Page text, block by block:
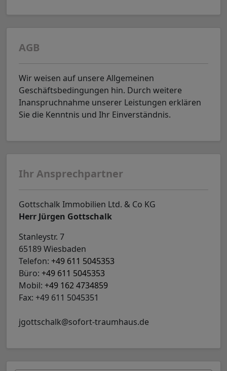
AGB
Wir weisen auf unsere Allgemeinen
Geschäftsbedingungen hin. Durch weitere
Inanspruchnahme unserer Leistungen erklären
Sie die Kenntnis und Ihr Einverständnis.
Ihr Ansprechpartner
Gottschalk Immobilien Ltd. & Co KG
Herr Jürgen Gottschalk
Stanleystr. 7
65189 Wiesbaden
Telefon: +49 611 5045353
Büro: +49 611 5045353
Mobil: +49 162 4734859
Fax: +49 611 5045351
jgottschalk@sofort-traumhaus.de